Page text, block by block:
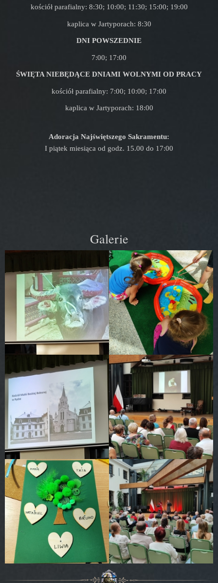
kościół parafialny: 8:30; 10:00; 11:30; 15:00; 19:00
kaplica w Jartyporach: 8:30
DNI POWSZEDNIE
7:00; 17:00
ŚWIĘTA NIEBĘDĄCE DNIAMI WOLNYMI OD PRACY
kościół parafialny: 7:00; 10:00; 17:00
kaplica w Jartyporach: 18:00
Adoracja Najświętszego Sakramentu:
I piątek miesiąca od godz. 15.00 do 17:00
Galerie